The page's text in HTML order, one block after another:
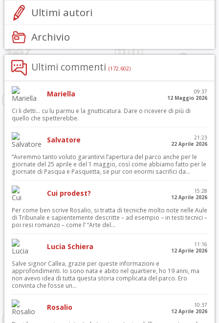
Ultimi autori
Archivio
Ultimi commenti (172.602)
Mariella
09:37
12 Maggio 2026
Ci li detti… cu lu parmu e la gnutticatura. Dare o ricevere di più di
quello che spetterebbe.
Salvatore
21:23
22 Aprile 2026
“Avremmo tanto voluto garantirvi l’apertura del parco anche per le
giornate del 25 aprile e del 1 maggio, così come abbiamo fatto per le
giornate di Pasqua e Pasquetta, se pur con enormi sacrifici da...
Cui prodest?
15:28
12 Aprile 2026
Per come ben scrive Rosalio, si tratta di tecniche molto note nelle Aule
di Tribunale e sapientemente descritte – ad esempio – in testi tecnici –
poi resi romanzo – come l’ “Arte del...
Lucia Schiera
11:16
12 Aprile 2026
Salve signor Callea, grazie per queste informazioni e
approfondimenti. Io sono nata e abito nel quartiere, ho 19 anni, ma
non avevo idea di tutta questa storia complicata del parco. Ero
convinta che fosse un...
Rosalio
10:37
12 Aprile 2026